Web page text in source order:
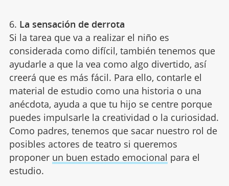
6. La sensación de derrota
Si la tarea que va a realizar el niño es
considerada como difícil, también tenemos que
ayudarle a que la vea como algo divertido, así
creerá que es más fácil. Para ello, contarle el
material de estudio como una historia o una
anécdota, ayuda a que tu hijo se centre porque
puedes impulsarle la creatividad o la curiosidad.
Como padres, tenemos que sacar nuestro rol de
posibles actores de teatro si queremos
proponer un buen estado emocional para el
estudio.